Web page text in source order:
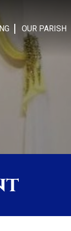
OUR PARISH
Search
for: